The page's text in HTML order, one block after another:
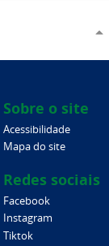
Sobre o site
Acessibilidade
Mapa do site
Redes sociais
Facebook
Instagram
Tiktok